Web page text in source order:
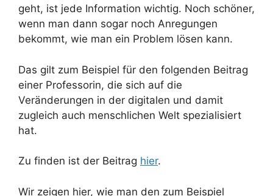
geht, ist jede Information wichtig. Noch schöner,
wenn man dann sogar noch Anregungen
bekommt, wie man ein Problem lösen kann.
Das gilt zum Beispiel für den folgenden Beitrag
einer Professorin, die sich auf die
Veränderungen in der digitalen und damit
zugleich auch menschlichen Welt spezialisiert
hat.
Zu finden ist der Beitrag hier.
Wir zeigen hier, wie man den zum Beispiel